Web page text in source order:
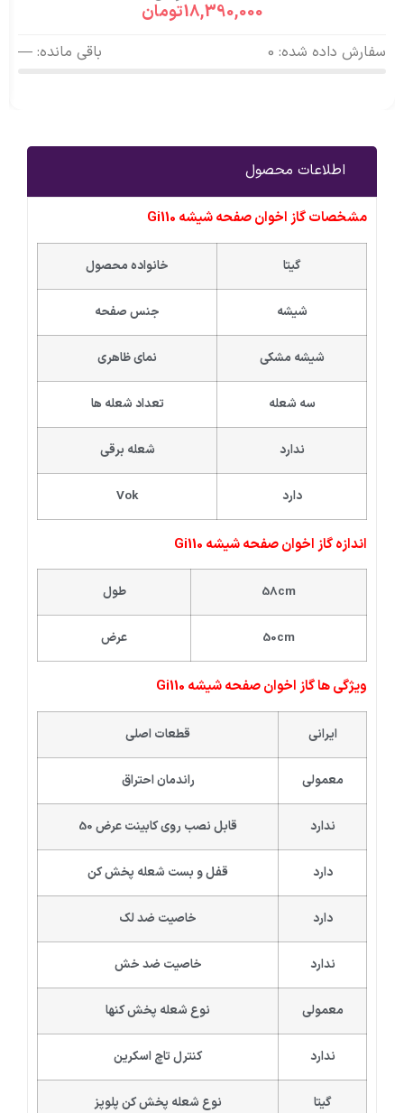
18,390,000تومان
سفارش داده شده: 0 باقی مانده: —
اطلاعات محصول
مشخصات گاز اخوان صفحه شیشه Gi110
گیتا خانواده محصول
شیشه جنس صفحه
شیشه مشکی نمای ظاهری
سه شعله تعداد شعله ها
ندارد شعله برقی
دارد Vok
اندازه گاز اخوان صفحه شیشه Gi110
58cm طول
50cm عرض
ویژگی ها گاز اخوان صفحه شیشه Gi110
ایرانی قطعات اصلی
معمولی راندمان احتراق
ندارد قابل نصب روی کابینت عرض 50
دارد قفل و بست شعله پخش کن
دارد خاصیت ضد لک
ندارد خاصیت ضد خش
معمولی نوع شعله پخش کنها
ندارد کنترل تاچ اسکرین
گیتا نوع شعله پخش کن پلوپز